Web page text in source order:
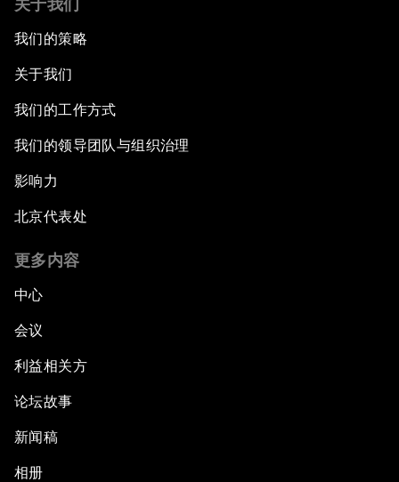
关于我们
我们的策略
关于我们
我们的工作方式
我们的领导团队与组织治理
影响力
北京代表处
更多内容
中心
会议
利益相关方
论坛故事
新闻稿
相册